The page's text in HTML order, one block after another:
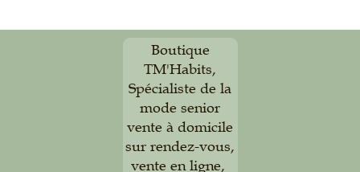
Boutique
TM'Habits,
Spécialiste de la
mode senior
vente à domicile
sur rendez-vous,
vente en ligne,